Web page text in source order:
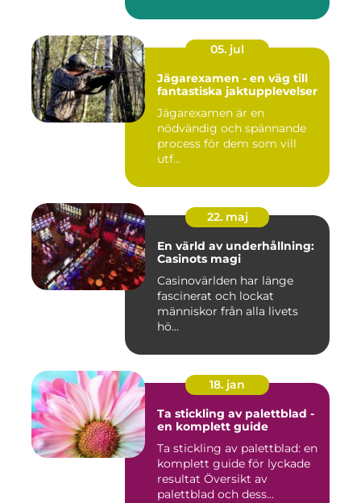
05. jul
Jägarexamen - en väg till
fantastiska jaktupplevelser
Jägarexamen är en
nödvändig och spännande
process för dem som vill
utf...
22. maj
En värld av underhållning:
Casinots magi
Casinovärlden har länge
fascinerat och lockat
människor från alla livets
hö...
18. jan
Ta stickling av palettblad -
en komplett guide
Ta stickling av palettblad: en
komplett guide för lyckade
resultat Översikt av
palettblad och dess...